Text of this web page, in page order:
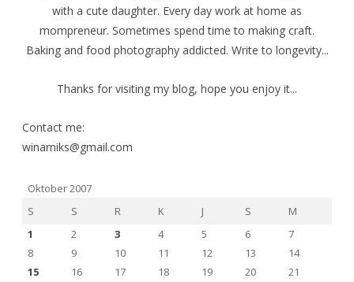
with a cute daughter. Every day work at home as
mompreneur. Sometimes spend time to making craft.
Baking and food photography addicted. Write to longevity...
Thanks for visiting my blog, hope you enjoy it...
Contact me:
winarniks@gmail.com
Oktober 2007
S
S R K J S
M
1
2 3 4 5 6
7
8
9 10 11 12 13
14
15
16 17 18 19 20
21